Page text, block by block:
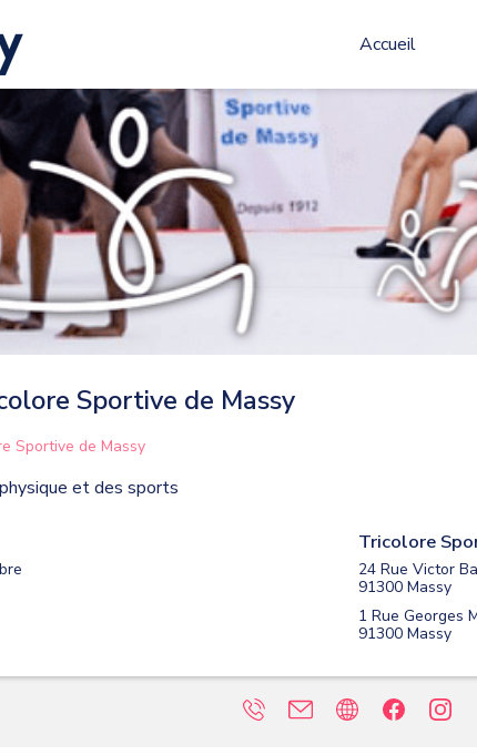
Accueil
Sportive de Massy
Sportive de Massy
et des sports
Tricolore
24 Rue Victor
91300 Massy
1 Rue Georges
91300 Massy